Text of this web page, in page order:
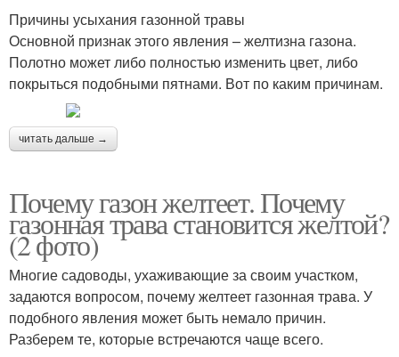
Причины усыхания газонной травы
Основной признак этого явления – желтизна газона.
Полотно может либо полностью изменить цвет, либо
покрыться подобными пятнами. Вот по каким причинам.
читать дальше →
Почему газон желтеет. Почему
газонная трава становится желтой?
(2 фото)
Многие садоводы, ухаживающие за своим участком,
задаются вопросом, почему желтеет газонная трава. У
подобного явления может быть немало причин.
Разберем те, которые встречаются чаще всего.